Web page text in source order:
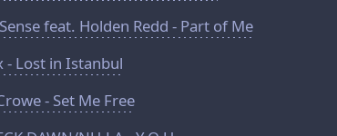
feat. Holden Redd - Part of Me
- Lost in Istanbul
- Set Me Free